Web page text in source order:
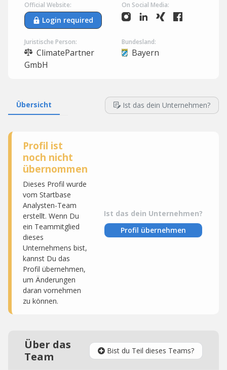
Official Website:
Login required
On Social Media:
Juristische Person:
ClimatePartner
GmbH
Bundesland:
Bayern
Übersicht Ist das dein Unternehmen?
Profil ist
noch nicht
übernommen
Dieses Profil wurde
vom Startbase
Analysten-Team
erstellt. Wenn Du
ein Teammitglied
dieses
Unternehmens bist,
kannst Du das
Profil übernehmen,
um Änderungen
daran vornehmen
zu können.
Ist das dein Unternehmen?
Profil übernehmen
Über das
Team
Bist du Teil dieses Teams?